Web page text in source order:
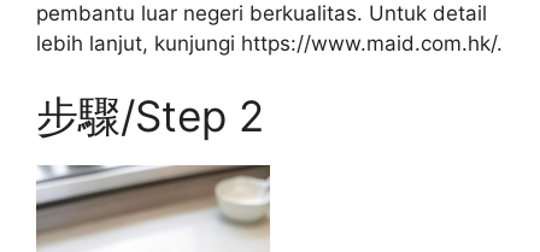
pembantu luar negeri berkualitas. Untuk detail
lebih lanjut, kunjungi https://www.maid.com.hk/.
步驟/Step 2